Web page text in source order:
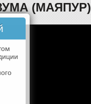
(МАЯПУР)